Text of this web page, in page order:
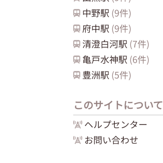
中野駅 (9件)
府中駅 (9件)
清澄白河駅 (7件)
亀戸水神駅 (6件)
豊洲駅 (5件)
このサイトについて
ヘルプセンター
お問い合わせ